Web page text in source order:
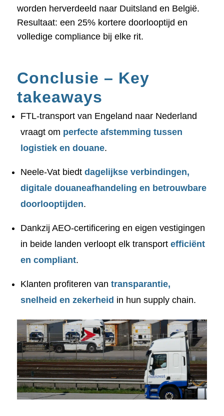
worden herverdeeld naar Duitsland en België.
Resultaat: een 25% kortere doorlooptijd en
volledige compliance bij elke rit.
Conclusie – Key
takeaways
FTL-transport van Engeland naar Nederland
vraagt om perfecte afstemming tussen
logistiek en douane.
Neele-Vat biedt dagelijkse verbindingen,
digitale douaneafhandeling en betrouwbare
doorlooptijden.
Dankzij AEO-certificering en eigen vestigingen
in beide landen verloopt elk transport efficiënt
en compliant.
Klanten profiteren van transparantie,
snelheid en zekerheid in hun supply chain.